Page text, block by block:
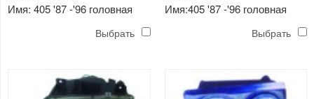
Имя: 405 '87 -'96 головная
Выбрать
Имя:405 '87 -'96 головная
Выбрать